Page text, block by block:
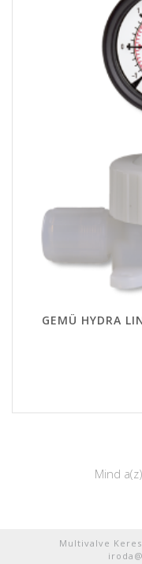
GEMÜ HYDRA
Mind
Multivalve